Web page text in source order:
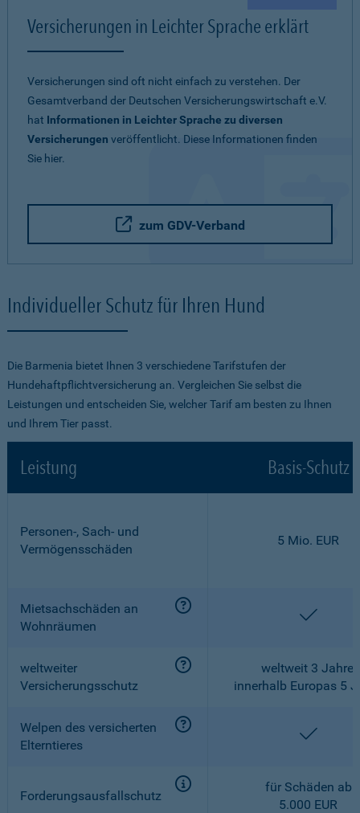
Versicherungen in Leichter Sprache erklärt
Versicherungen sind oft nicht einfach zu verstehen. Der
Gesamtverband der Deutschen Versicherungswirtschaft e.V.
hat Informationen in Leichter Sprache zu diversen
Versicherungen veröffentlicht. Diese Informationen finden
Sie hier.
zum GDV-Verband
Individueller Schutz für Ihren Hund
Die Barmenia bietet Ihnen 3 verschiedene Tarifstufen der
Hundehaftpflichtversicherung an. Vergleichen Sie selbst die
Leistungen und entscheiden Sie, welcher Tarif am besten zu Ihnen
und Ihrem Tier passt.
Leistung Basis-Schutz
Personen-, Sach- und
Vermögensschäden
5 Mio. EUR
Mietsachschäden an
Wohnräumen
weltweiter
Versicherungsschutz
weltweit 3 Jahre,
innerhalb Europas 5
Welpen des versicherten
Elterntieres
Forderungsausfallschutz
für Schäden ab
5.000 EUR